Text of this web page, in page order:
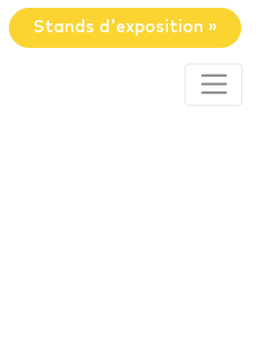
Stands d'exposition »